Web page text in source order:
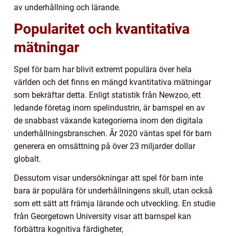
av underhållning och lärande.
Popularitet och kvantitativa
mätningar
Spel för barn har blivit extremt populära över hela
världen och det finns en mängd kvantitativa mätningar
som bekräftar detta. Enligt statistik från Newzoo, ett
ledande företag inom spelindustrin, är barnspel en av
de snabbast växande kategorierna inom den digitala
underhållningsbranschen. År 2020 väntas spel för barn
generera en omsättning på över 23 miljarder dollar
globalt.
Dessutom visar undersökningar att spel för barn inte
bara är populära för underhållningens skull, utan också
som ett sätt att främja lärande och utveckling. En studie
från Georgetown University visar att barnspel kan
förbättra kognitiva färdigheter,